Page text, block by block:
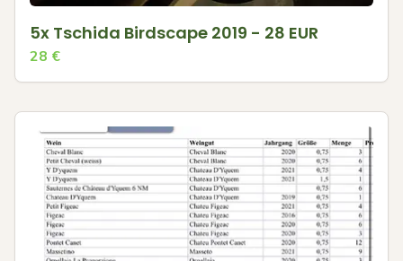
5x Tschida Birdscape 2019 - 28 EUR
28 €